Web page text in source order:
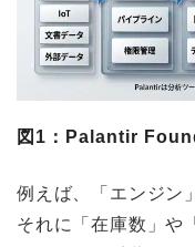
図1：Palantir
例えば、「エンジン
それに「在庫数」や